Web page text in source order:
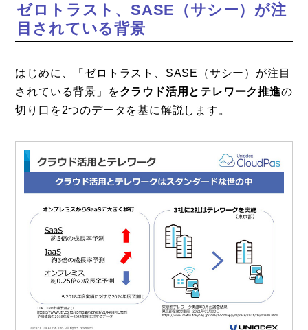
コラム
事例
トピックス
運営会社
登録
ゼロトラスト、SASE（サシー）が注
目されている背景
はじめに、「ゼロトラスト、SASE（サシー）が注目
されている背景」をクラウド活用とテレワーク推進の
切り口を2つのデータを基に解説します。